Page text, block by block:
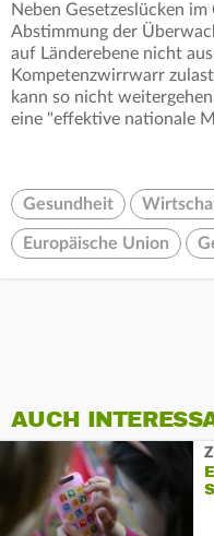
Neben Gesetzeslücken
Abstimmung der
auf Länderebene nicht
Kompetenzwirrwarr
kann so nicht
eine "effektive nationale
Gesundheit
Europäische Union
AUCH